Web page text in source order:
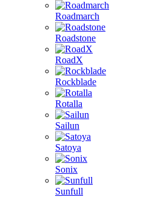
Roadmarch
Roadstone
RoadX
Rockblade
Rotalla
Sailun
Satoya
Sonix
Sunfull